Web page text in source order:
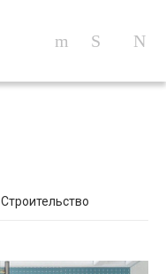
Строительство